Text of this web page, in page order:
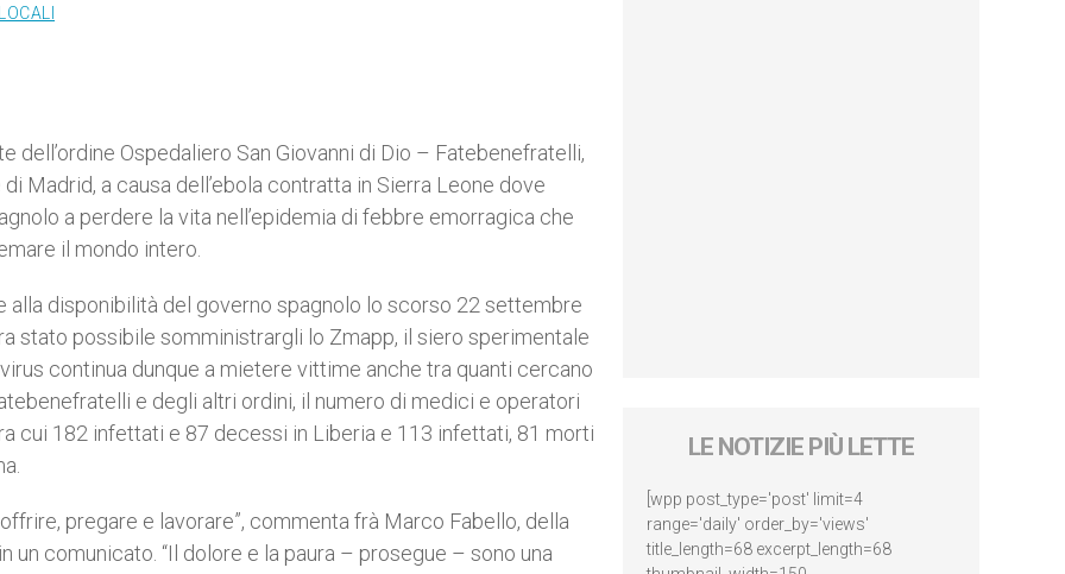
dell’ordine Ospedaliero San Giovanni di Dio – Fatebenefratelli,
Madrid, a causa dell’ebola contratta in Sierra Leone dove
a perdere la vita nell’epidemia di febbre emorragica che
il mondo intero.
alla disponibilità del governo spagnolo lo scorso 22 settembre
stato possibile somministrargli lo Zmapp, il siero sperimentale
continua dunque a mietere vittime anche tra quanti cercano
e degli altri ordini, il numero di medici e operatori
cui 182 infettati e 87 decessi in Liberia e 113 infettati, 81 morti
pregare e lavorare”, commenta frà Marco Fabello, della
comunicato. “Il dolore e la paura – prosegue – sono una
LE NOTIZIE PIÙ LETTE
[wpp post_type='post' limit=4
range='daily' order_by='views'
title_length=68 excerpt_length=68